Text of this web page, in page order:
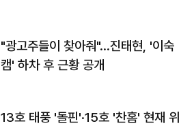
"광고주들이 찾아줘"…진태현, '이숙
캠' 하차 후 근황 공개
13호 태풍 '돌핀'·15호 '찬홈' 현재 위